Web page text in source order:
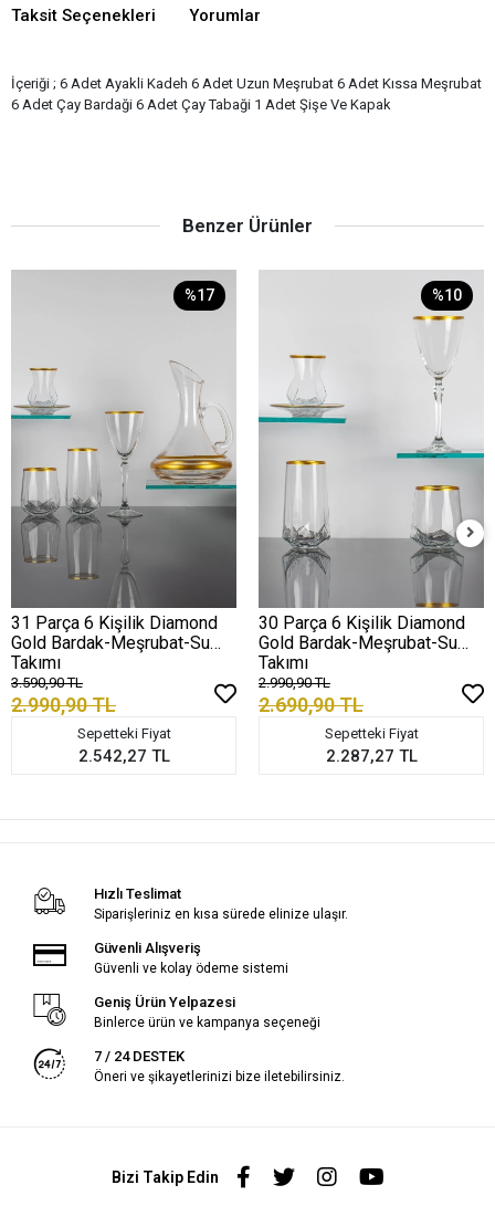
Taksit Seçenekleri Yorumlar
İçeriği ; 6 Adet Ayakli Kadeh 6 Adet Uzun Meşrubat 6 Adet Kıssa Meşrubat
6 Adet Çay Bardaği 6 Adet Çay Tabaği 1 Adet Şişe Ve Kapak
Benzer Ürünler
%17
31 Parça 6 Kişilik Diamond
Gold Bardak-Meşrubat-Su
Takımı
3.590,90 TL
2.990,90 TL
Sepetteki Fiyat
2.542,27 TL
%10
30 Parça 6 Kişilik Diamond
Gold Bardak-Meşrubat-Su
Takımı
2.990,90 TL
2.690,90 TL
Sepetteki Fiyat
2.287,27 TL
Hızlı Teslimat
Siparişleriniz en kısa sürede elinize ulaşır.
Güvenli Alışveriş
Güvenli ve kolay ödeme sistemi
Geniş Ürün Yelpazesi
Binlerce ürün ve kampanya seçeneği
7 / 24 DESTEK
Öneri ve şikayetlerinizi bize iletebilirsiniz.
Bizi Takip Edin